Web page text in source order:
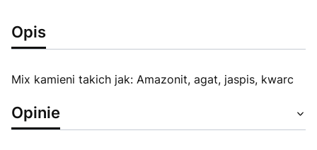
Opis
Mix kamieni takich jak: Amazonit, agat, jaspis, kwarc
Opinie